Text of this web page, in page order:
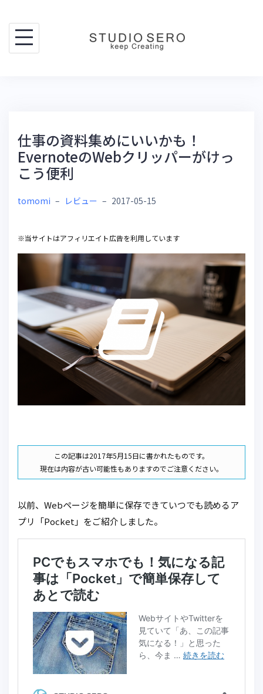
content
仕事の資料集めにいいかも！
EvernoteのWebクリッパーがけっ
こう便利
tomomi – レビュー – 2017-05-15
※当サイトはアフィリエイト広告を利用しています
この記事は2017年5月15日に書かれたものです。
現在は内容が古い可能性もありますのでご注意ください。
以前、Webページを簡単に保存できていつでも読めるア
プリ「Pocket」をご紹介しました。